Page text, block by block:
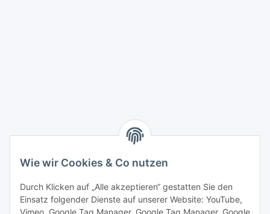
Wie wir Cookies & Co nutzen
Durch Klicken auf „Alle akzeptieren“ gestatten Sie den
Einsatz folgender Dienste auf unserer Website: YouTube,